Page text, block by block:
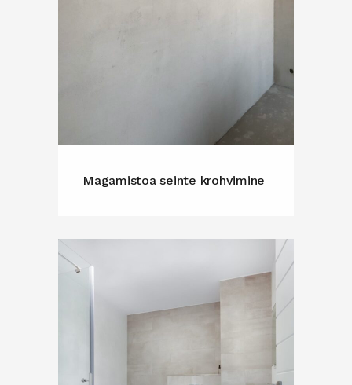
Magamistoa seinte krohvimine